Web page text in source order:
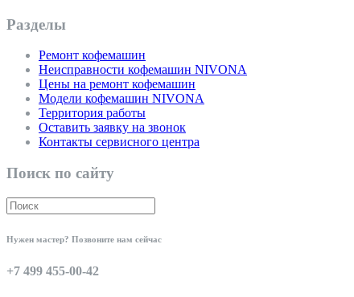
Разделы
Ремонт кофемашин
Неисправности кофемашин NIVONA
Цены на ремонт кофемашин
Модели кофемашин NIVONA
Территория работы
Оставить заявку на звонок
Контакты сервисного центра
Поиск по сайту
Нужен мастер? Позвоните нам сейчас
+7 499 455-00-42